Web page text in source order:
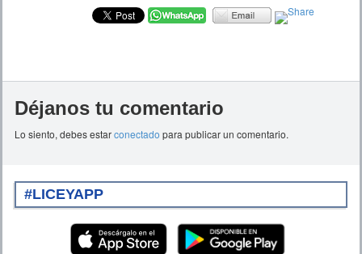
Déjanos tu comentario
Lo siento, debes estarconectado para publicar un comentario.
#LICEYAPP